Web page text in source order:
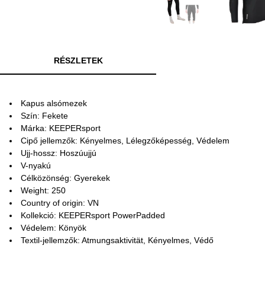
RÉSZLETEK
Kapus alsómezek
Szín: Fekete
Márka: KEEPERsport
Cipő jellemzők: Kényelmes, Lélegzőképesség, Védelem
Ujj-hossz: Hoszúujjú
V-nyakú
Célközönség: Gyerekek
Weight: 250
Country of origin: VN
Kollekció: KEEPERsport PowerPadded
Védelem: Könyök
Textil-jellemzők: Atmungsaktivität, Kényelmes, Védő